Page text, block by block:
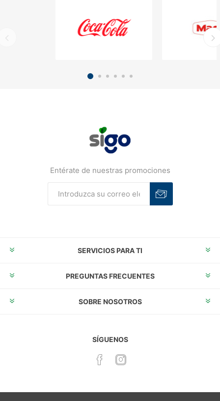
Entérate de nuestras promociones
SERVICIOS PARA TI
PREGUNTAS FRECUENTES
SOBRE NOSOTROS
SÍGUENOS